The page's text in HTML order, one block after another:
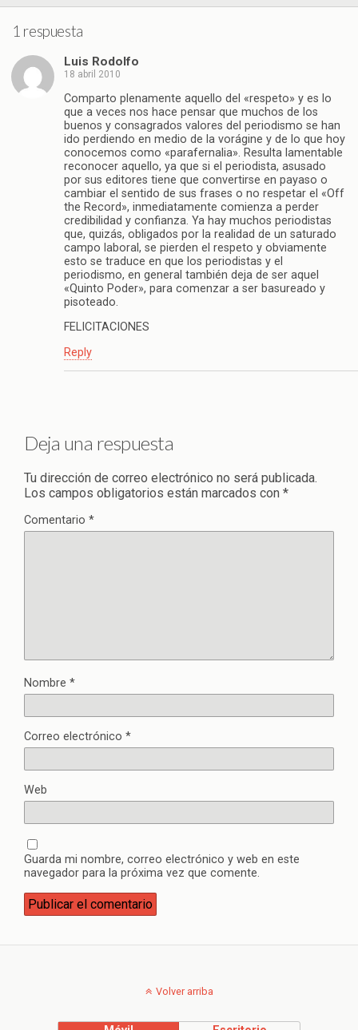
1 respuesta
Luis Rodolfo
18 abril 2010
Comparto plenamente aquello del «respeto» y es lo
que a veces nos hace pensar que muchos de los
buenos y consagrados valores del periodismo se han
ido perdiendo en medio de la vorágine y de lo que hoy
conocemos como «parafernalia». Resulta lamentable
reconocer aquello, ya que si el periodista, asusado
por sus editores tiene que convertirse en payaso o
cambiar el sentido de sus frases o no respetar el «Off
the Record», inmediatamente comienza a perder
credibilidad y confianza. Ya hay muchos periodistas
que, quizás, obligados por la realidad de un saturado
campo laboral, se pierden el respeto y obviamente
esto se traduce en que los periodistas y el
periodismo, en general también deja de ser aquel
«Quinto Poder», para comenzar a ser basureado y
pisoteado.
FELICITACIONES
Reply
Deja una respuesta
Tu dirección de correo electrónico no será publicada.
Los campos obligatorios están marcados con *
Comentario *
Nombre *
Correo electrónico *
Web
Guarda mi nombre, correo electrónico y web en este
navegador para la próxima vez que comente.
Volver arriba